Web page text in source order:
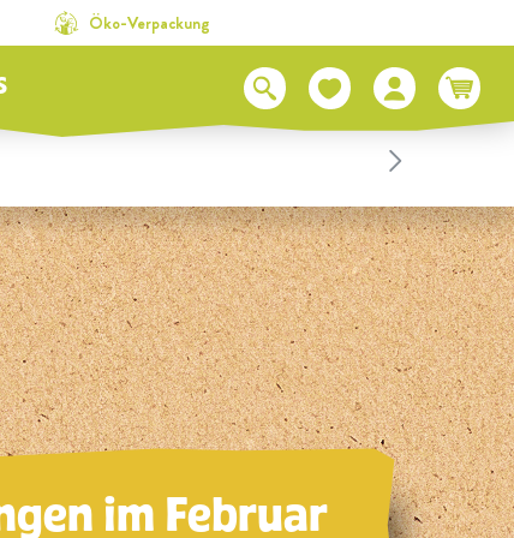
Öko-Verpackung
im Februar